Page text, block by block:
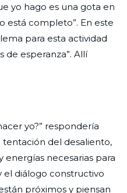
yo hago es una gota en
está completo”. En este
para esta actividad
de esperanza”. Allí
yo?” respondería
del desaliento,
energías necesarias para
diálogo constructivo
próximos y piensan